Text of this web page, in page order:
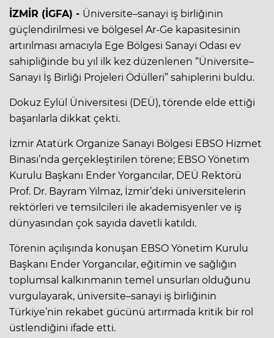
İZMİR (İGFA) - Üniversite–sanayi iş birliğinin
güçlendirilmesi ve bölgesel Ar-Ge kapasitesinin
artırılması amacıyla Ege Bölgesi Sanayi Odası ev
sahipliğinde bu yıl ilk kez düzenlenen “Üniversite–
Sanayi İş Birliği Projeleri Ödülleri” sahiplerini buldu.
Dokuz Eylül Üniversitesi (DEÜ), törende elde ettiği
başarılarla dikkat çekti.
İzmir Atatürk Organize Sanayi Bölgesi EBSO Hizmet
Binası’nda gerçekleştirilen törene; EBSO Yönetim
Kurulu Başkanı Ender Yorgancılar, DEÜ Rektörü
Prof. Dr. Bayram Yılmaz, İzmir’deki üniversitelerin
rektörleri ve temsilcileri ile akademisyenler ve iş
dünyasından çok sayıda davetli katıldı.
Törenin açılışında konuşan EBSO Yönetim Kurulu
Başkanı Ender Yorgancılar, eğitimin ve sağlığın
toplumsal kalkınmanın temel unsurları olduğunu
vurgulayarak, üniversite–sanayi iş birliğinin
Türkiye’nin rekabet gücünü artırmada kritik bir rol
üstlendiğini ifade etti.